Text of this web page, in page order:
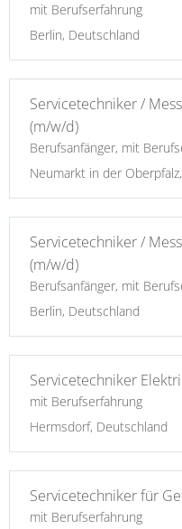
mit Berufserfahrung
Berlin, Deutschland
Servicetechniker /
(m/w/d)
Berufsanfänger, mit
Neumarkt in der
Servicetechniker /
(m/w/d)
Berufsanfänger, mit
Berlin, Deutschland
Servicetechniker
mit Berufserfahrung
Hermsdorf, Deutschland
Servicetechniker für
mit Berufserfahrung